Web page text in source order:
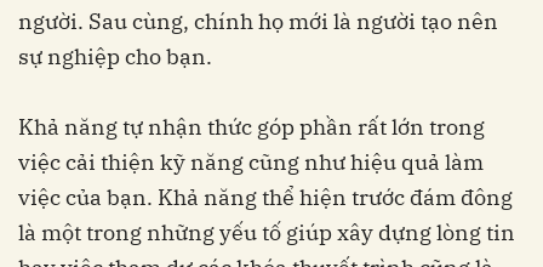
người. Sau cùng, chính họ mới là người tạo nên
sự nghiệp cho bạn.
Khả năng tự nhận thức góp phần rất lớn trong
việc cải thiện kỹ năng cũng như hiệu quả làm
việc của bạn. Khả năng thể hiện trước đám đông
là một trong những yếu tố giúp xây dựng lòng tin